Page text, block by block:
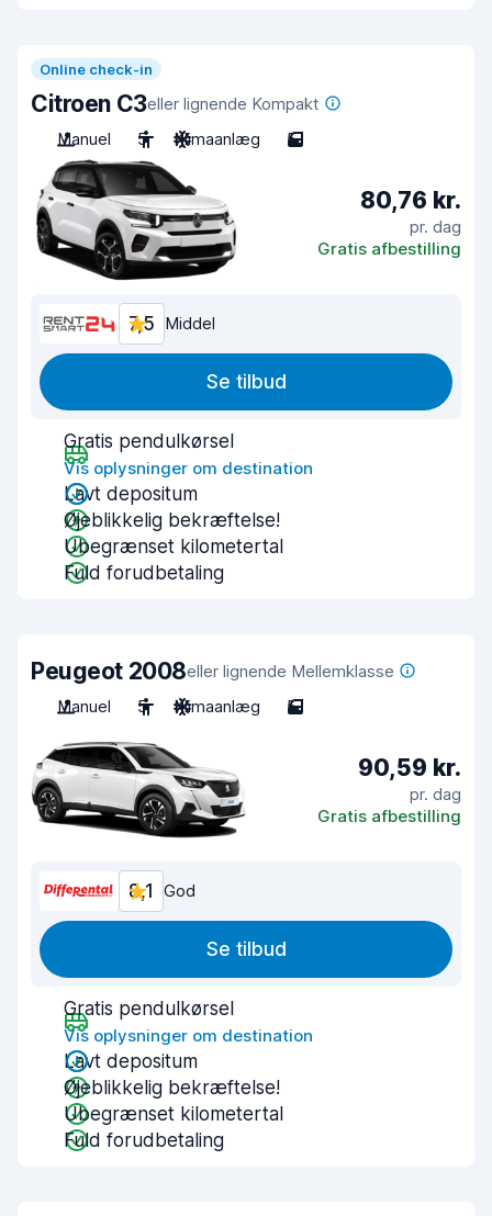
Online check-in
Citroen C3eller lignende Kompakt
Manuel
5 Klimaanlæg 5
80,76 kr.
pr. dag
Gratis afbestilling
7,5 Middel
Se tilbud
Gratis pendulkørsel
Vis oplysninger om destination
Lavt depositum
Øjeblikkelig bekræftelse!
Ubegrænset kilometertal
Fuld forudbetaling
Peugeot 2008eller lignende Mellemklasse
Manuel
5 Klimaanlæg 5
90,59 kr.
pr. dag
Gratis afbestilling
8,1 God
Se tilbud
Gratis pendulkørsel
Vis oplysninger om destination
Lavt depositum
Øjeblikkelig bekræftelse!
Ubegrænset kilometertal
Fuld forudbetaling